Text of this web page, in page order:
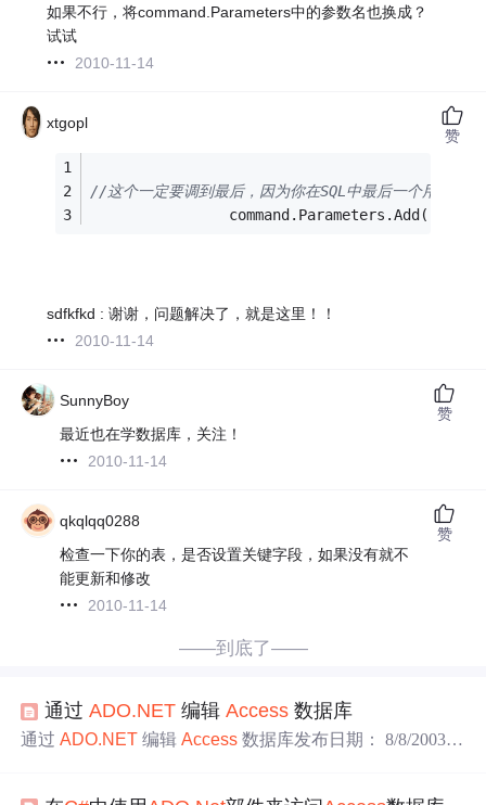
如果不行，将command.Parameters中的参数名也换成？
试试
2010-11-14
xtgopl
//这个一定要调到最后，因为你在SQL中最后一个用到
                command.Parameters.Add(
sdfkfkd : 谢谢，问题解决了，就是这里！！
2010-11-14
赞
SunnyBoy
最近也在学数据库，关注！
2010-11-14
赞
qkqlqq0288
检查一下你的表，是否设置关键字段，如果没有就不
能更新和修改
2010-11-14
赞
——到底了——
通过ADO.NET 编辑Access 数据库
通过ADO.NET 编辑Access 数据库发布日期： 8/8/2003 |